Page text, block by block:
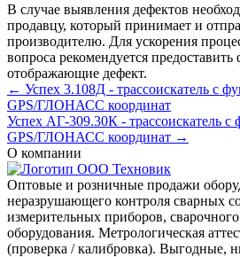
В случае выявления дефектов
продавцу, который принимает и
производителю. Для ускорения
вопроса рекомендуется
отображающие дефект.
← Успех 3.108Д - трассоискатель с
GPS/ГЛОНАСС координат
Успех АГ-309.30К - трассоискатель с
GPS/ГЛОНАСС координат →
О компании
Оптовые и розничные продажи
неразрушающего контроля сварных
измерительных приборов, сварочного
оборудования. Метрологическая
(проверка / калибровка). Выгодные,